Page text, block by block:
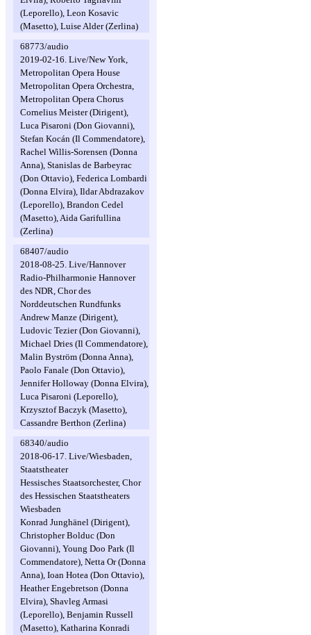
(Leporello), Leon Kosavic
(Masetto), Luise Alder (Zerlina)
68773/audio
2019-02-16. Live/New York,
Metropolitan Opera House
Metropolitan Opera Orchestra,
Metropolitan Opera Chorus
Cornelius Meister (Dirigent),
Luca Pisaroni (Don Giovanni),
Stefan Kocán (Il Commendatore),
Rachel Willis-Sorensen (Donna
Anna), Stanislas de Barbeyrac
(Don Ottavio), Federica Lombardi
(Donna Elvira), Ildar Abdrazakov
(Leporello), Brandon Cedel
(Masetto), Aida Garifullina
(Zerlina)
68407/audio
2018-08-25. Live/Hannover
Radio-Philharmonie Hannover
des NDR, Chor des
Norddeutschen Rundfunks
Andrew Manze (Dirigent),
Ludovic Tezier (Don Giovanni),
Michael Dries (Il Commendatore),
Malin Byström (Donna Anna),
Paolo Fanale (Don Ottavio),
Jennifer Holloway (Donna Elvira),
Luca Pisaroni (Leporello),
Krzysztof Baczyk (Masetto),
Cassandre Berthon (Zerlina)
68340/audio
2018-06-17. Live/Wiesbaden,
Staatstheater
Hessisches Staatsorchester, Chor
des Hessischen Staatstheaters
Wiesbaden
Konrad Junghänel (Dirigent),
Christopher Bolduc (Don
Giovanni), Young Doo Park (Il
Commendatore), Netta Or (Donna
Anna), Ioan Hotea (Don Ottavio),
Heather Engebretson (Donna
Elvira), Shavleg Armasi
(Leporello), Benjamin Russell
(Masetto), Katharina Konradi